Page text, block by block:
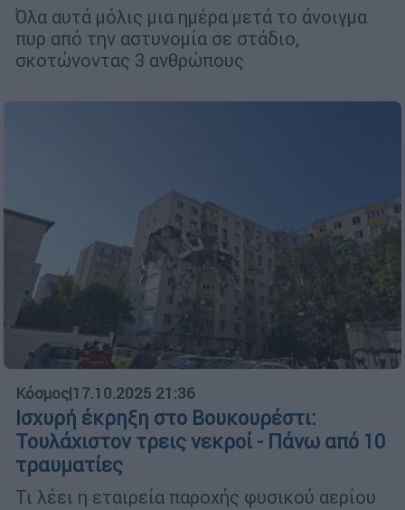
Όλα αυτά μόλις μια ημέρα μετά το άνοιγμα
πυρ από την αστυνομία σε στάδιο,
σκοτώνοντας 3 ανθρώπους
Κόσμος|17.10.2025 21:36
Ισχυρή έκρηξη στο Βουκουρέστι:
Τουλάχιστον τρεις νεκροί - Πάνω από 10
τραυματίες
Τι λέει η εταιρεία παροχής φυσικού αερίου